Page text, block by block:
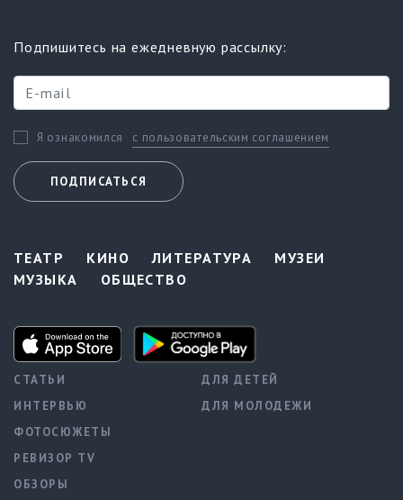
Подпишитесь на ежедневную рассылку:
Я ознакомился с пользовательским соглашением
ПОДПИСАТЬСЯ
ТЕАТР КИНО ЛИТЕРАТУРА
МУЗЕИ
МУЗЫКА
ОБЩЕСТВО
СТАТЬИ
ИНТЕРВЬЮ
ФОТОСЮЖЕТЫ
РЕВИЗОР TV
ОБЗОРЫ
ДЛЯ ДЕТЕЙ
ДЛЯ МОЛОДЕЖИ